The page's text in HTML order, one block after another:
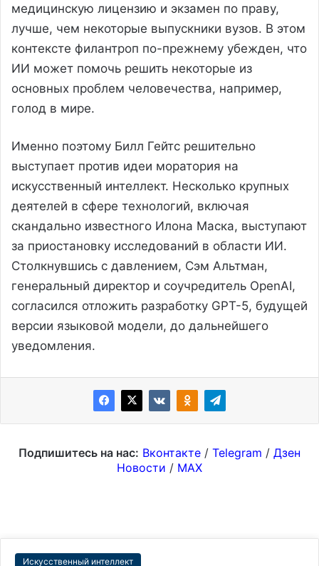
медицинскую лицензию и экзамен по праву,
лучше, чем некоторые выпускники вузов. В этом
контексте филантроп по-прежнему убежден, что
ИИ может помочь решить некоторые из
основных проблем человечества, например,
голод в мире.
Именно поэтому Билл Гейтс решительно
выступает против идеи моратория на
искусственный интеллект. Несколько крупных
деятелей в сфере технологий, включая
скандально известного Илона Маска, выступают
за приостановку исследований в области ИИ.
Столкнувшись с давлением, Сэм Альтман,
генеральный директор и соучредитель OpenAI,
согласился отложить разработку GPT-5, будущей
версии языковой модели, до дальнейшего
уведомления.
Подпишитесь на нас: Вконтакте / Telegram / Дзен
Новости / MAX